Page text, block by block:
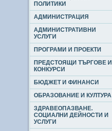
ПОЛИТИКИ
АДМИНИСТРАЦИЯ
АДМИНИСТРАТИВНИ
УСЛУГИ
ПРОГРАМИ И ПРОЕКТИ
ПРЕДСТОЯЩИ ТЪРГОВЕ И
КОНКУРСИ
БЮДЖЕТ И ФИНАНСИ
ОБРАЗОВАНИЕ И КУЛТУРА
ЗДРАВЕОПАЗВАНЕ.
СОЦИАЛНИ ДЕЙНОСТИ И
УСЛУГИ